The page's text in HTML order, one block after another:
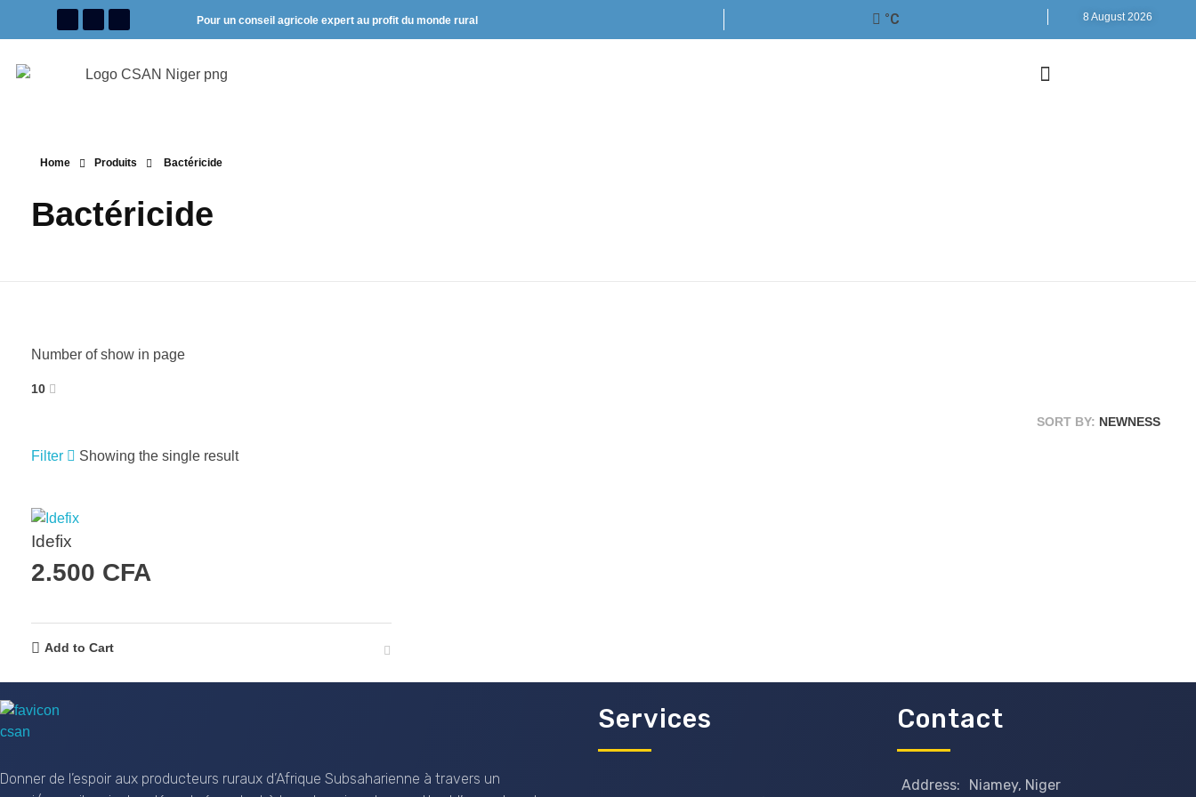
Pour un conseil agricole expert au profit du monde rural °C 8 August 2026
Home Produits Bactéricide
Bactéricide
Number of show in page
10
SORT BY: NEWNESS
Filter Showing the single result
RECHERCHER UN PRODUIT
RECHERCHE
Idefix
2.500 CFA
Add to Cart
Donner de l’espoir aux producteurs ruraux d’Afrique Subsaharienne à travers un
Services Contact
Address: Niamey, Niger